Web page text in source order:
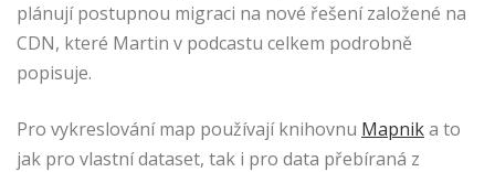
plánují postupnou migraci na nové řešení založené na
CDN, které Martin v podcastu celkem podrobně
popisuje.
Pro vykreslování map používají knihovnu Mapnika to
jak pro vlastní dataset, tak i pro data přebíraná z